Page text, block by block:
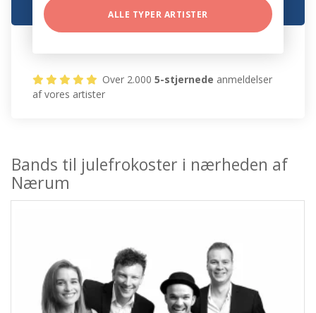
ALLE TYPER ARTISTER
Over 2.0005-stjernede anmeldelser
af vores artister
Bands til julefrokoster i nærheden af
Nærum